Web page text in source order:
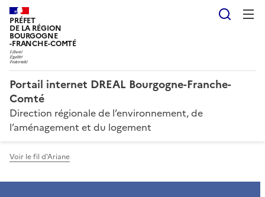
PRÉFET
DE LA RÉGION
BOURGOGNE
-FRANCHE-COMTÉ
Portail internet DREAL Bourgogne-Franche-
Comté
Direction régionale de l’environnement, de
l’aménagement et du logement
Voir le fil d'Ariane